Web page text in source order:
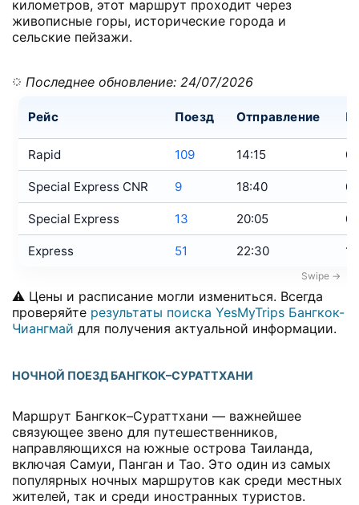
километров, этот маршрут проходит через
живописные горы, исторические города и
сельские пейзажи.
Последнее обновление: 24/07/2026
Рейс Поезд Отправление
Rapid 109 14:15
Special Express CNR 9 18:40
Special Express 13 20:05
Express 51 22:30
⚠️ Цены и расписание могли измениться. Всегда
проверяйте результаты поиска YesMyTrips Бангкок-
Чиангмай для получения актуальной информации.
НОЧНОЙ ПОЕЗД БАНГКОК–СУРАТТХАНИ
Маршрут Бангкок–Сураттхани — важнейшее
связующее звено для путешественников,
направляющихся на южные острова Таиланда,
включая Самуи, Панган и Тао. Это один из самых
популярных ночных маршрутов как среди местных
жителей, так и среди иностранных туристов.